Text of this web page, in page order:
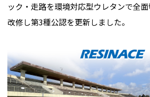
ック・走路を環境対応型ウレタンで全
改修し第3種公認を更新しました。